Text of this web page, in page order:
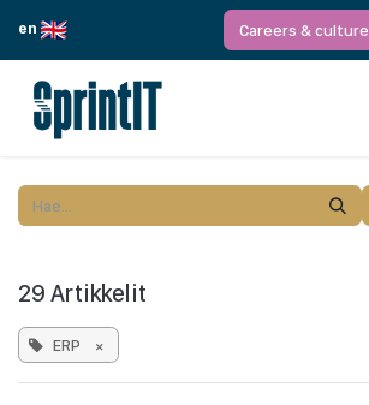
en
Careers & culture
29 Artikkelit
ERP ×